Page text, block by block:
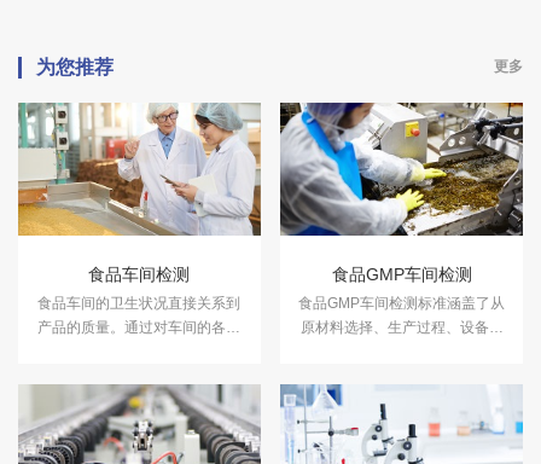
为您推荐 更多
食品车间检测
食品车间的卫生状况直接关系到
产品的质量。通过对车间的各项
品的质量。
食品GMP车间检测
食品GMP车间检测标准涵盖了从
原材料选择、生产过程、设备和
间检测，检测报告可用于GMP车
间验收或者GMP认证年度监测，
检测报告卫监认可。